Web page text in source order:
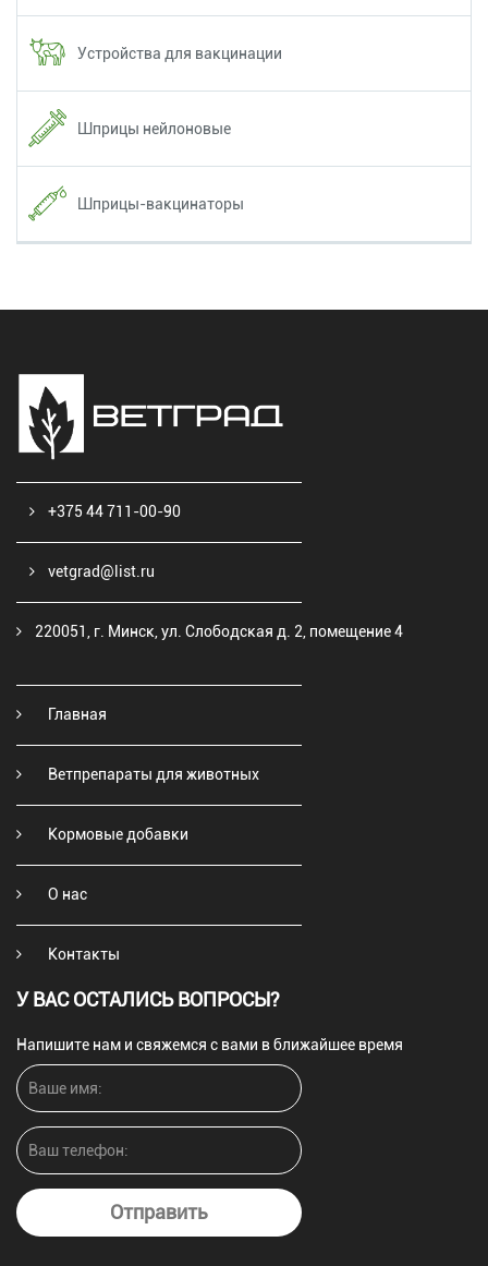
Устройства для вакцинации
Шприцы нейлоновые
Шприцы-вакцинаторы
+375 44 711-00-90
vetgrad@list.ru
220051, г. Минск, ул. Слободская д. 2, помещение 4
Главная
Ветпрепараты для животных
Кормовые добавки
О нас
Контакты
У ВАС ОСТАЛИСЬ ВОПРОСЫ?
Напишите нам и свяжемся с вами в ближайшее время
Отправить